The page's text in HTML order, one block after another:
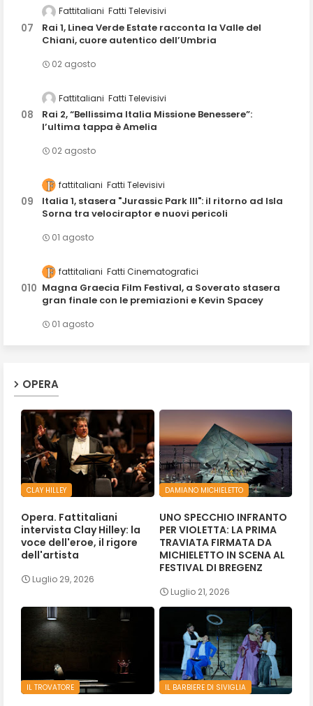
Fattitaliani Fatti Televisivi
Rai 1, Linea Verde Estate racconta la Valle del
Chiani, cuore autentico dell’Umbria
02 agosto
Fattitaliani Fatti Televisivi
Rai 2, “Bellissima Italia Missione Benessere”:
l’ultima tappa è Amelia
02 agosto
fattitaliani Fatti Televisivi
Italia 1, stasera "Jurassic Park III": il ritorno ad Isla
Sorna tra velociraptor e nuovi pericoli
01 agosto
fattitaliani Fatti Cinematografici
Magna Graecia Film Festival, a Soverato stasera
gran finale con le premiazioni e Kevin Spacey
01 agosto
OPERA
CLAY HILLEY
Opera. Fattitaliani
intervista Clay Hilley: la
voce dell'eroe, il rigore
dell'artista
Luglio 29, 2026
DAMIANO MICHIELETTO
UNO SPECCHIO INFRANTO
PER VIOLETTA: LA PRIMA
TRAVIATA FIRMATA DA
MICHIELETTO IN SCENA AL
FESTIVAL DI BREGENZ
Luglio 21, 2026
IL TROVATORE IL BARBIERE DI SIVIGLIA